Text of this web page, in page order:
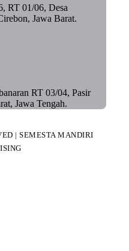
RT 01/06, Desa
Jawa Barat.
RT 03/04, Pasir
Jawa Tengah.
| SEMESTA MANDIRI